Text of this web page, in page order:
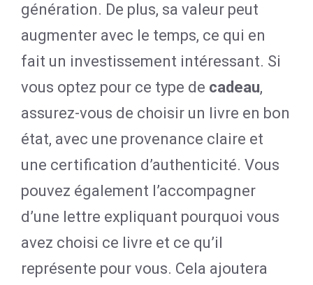
génération. De plus, sa valeur peut
augmenter avec le temps, ce qui en
fait un investissement intéressant. Si
vous optez pour ce type de cadeau,
assurez-vous de choisir un livre en bon
état, avec une provenance claire et
une certification d’authenticité. Vous
pouvez également l’accompagner
d’une lettre expliquant pourquoi vous
avez choisi ce livre et ce qu’il
représente pour vous. Cela ajoutera